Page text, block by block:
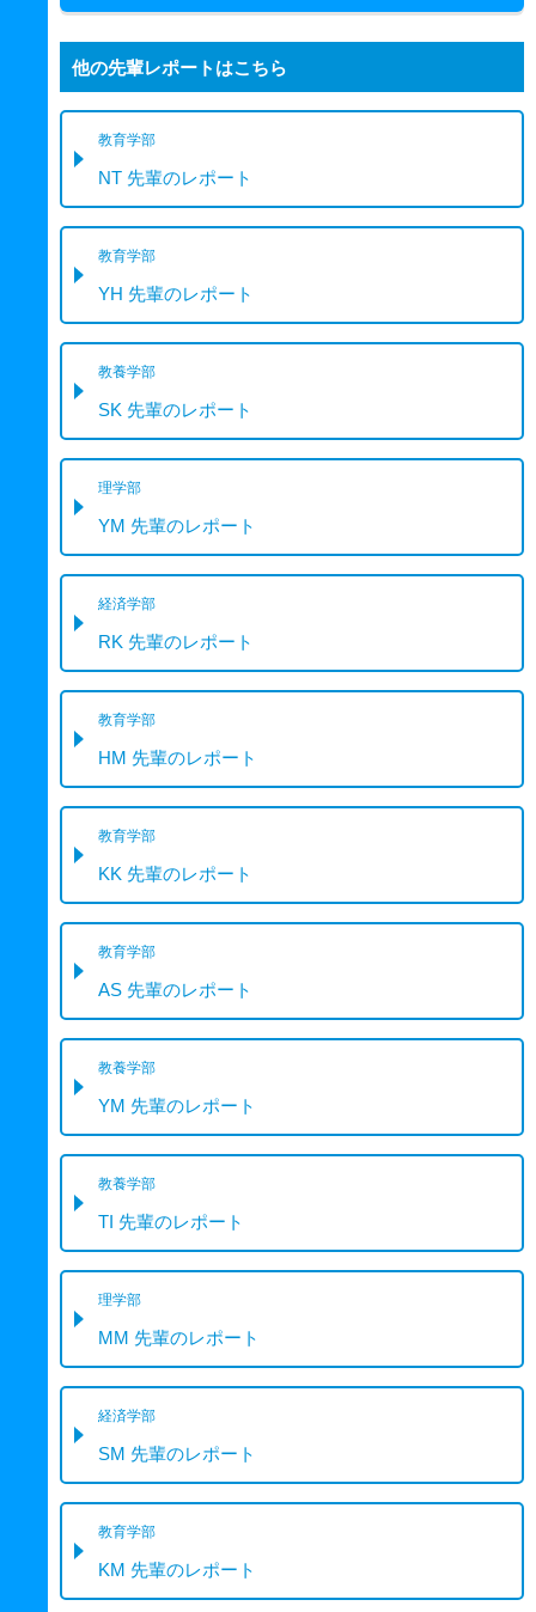
他の先輩レポートはこちら
教育学部
NT 先輩のレポート
教育学部
YH 先輩のレポート
教養学部
SK 先輩のレポート
理学部
YM 先輩のレポート
経済学部
RK 先輩のレポート
教育学部
HM 先輩のレポート
教育学部
KK 先輩のレポート
教育学部
AS 先輩のレポート
教養学部
YM 先輩のレポート
教養学部
TI 先輩のレポート
理学部
MM 先輩のレポート
経済学部
SM 先輩のレポート
教育学部
KM 先輩のレポート